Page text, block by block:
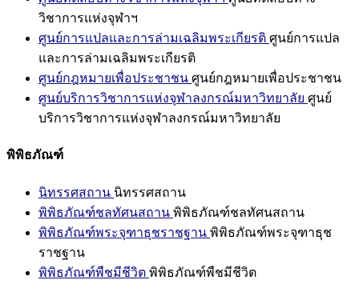
วิชาการแห่งจุฬาฯ
ศูนย์การแปลและการล่ามเฉลิมพระเกียรติ ศูนย์การแปล
และการล่ามเฉลิมพระเกียรติ
ศูนย์กฎหมายเพื่อประชาชน ศูนย์กฎหมายเพื่อประชาชน
ศูนย์บริการวิชาการแห่งจุฬาลงกรณ์มหาวิทยาลัย ศูนย์
บริการวิชาการแห่งจุฬาลงกรณ์มหาวิทยาลัย
พิพิธภัณฑ์
นิทรรศสถาน นิทรรศสถาน
พิพิธภัณฑ์ชลทัศนสถาน พิพิธภัณฑ์ชลทัศนสถาน
พิพิธภัณฑ์พระจุฑาธุชราชฐาน พิพิธภัณฑ์พระจุฑาธุช
ราชฐาน
พิพิธภัณฑ์พืชมีชีวิต พิพิธภัณฑ์พืชมีชีวิต